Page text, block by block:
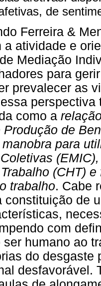
de
Ferreira &
a atividade e
Mediação
para
prevalecer as
como a
Produção de
para
(CHT)
trabalho. Cabe
constituição de
com
ser humano ao
do desgaste
desfavorável.